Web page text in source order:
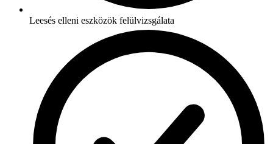
Leesés elleni eszközök felülvizsgálata